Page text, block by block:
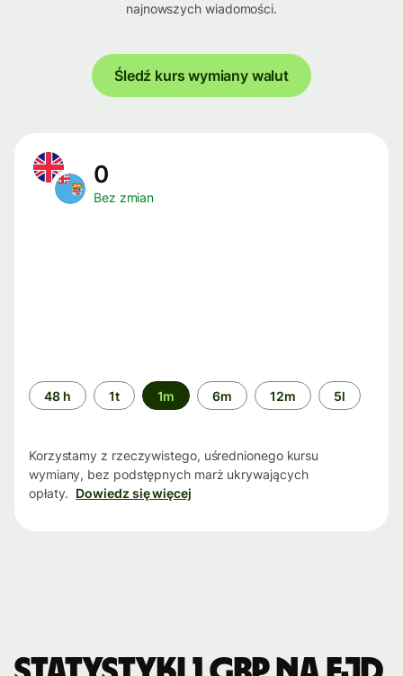
najnowszych wiadomości.
Śledź kurs wymiany walut
0
Bez zmian
Przedział
czasu
48 h 1t 1m 6m 12m 5l
Korzystamy z rzeczywistego, uśrednionego kursu
wymiany, bez podstępnych marż ukrywających
opłaty. Dowiedz się więcej